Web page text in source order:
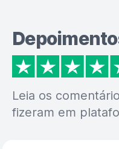
Leia os
fizeram em